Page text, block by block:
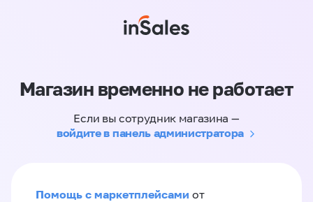
Магазин временно не работает
Если вы сотрудник магазина —
войдите в панель администратора
Помощь с маркетплейсами от